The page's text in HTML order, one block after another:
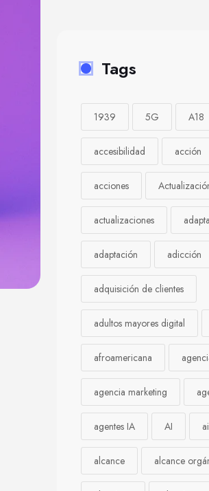
Tags
1939 5G A18
accesibilidad acción
acciones
actualizaciones
adaptación adicción
adquisición de clientes
adultos mayores digital
afroamericana
agencia marketing
agentes IA AI
alcance alcance